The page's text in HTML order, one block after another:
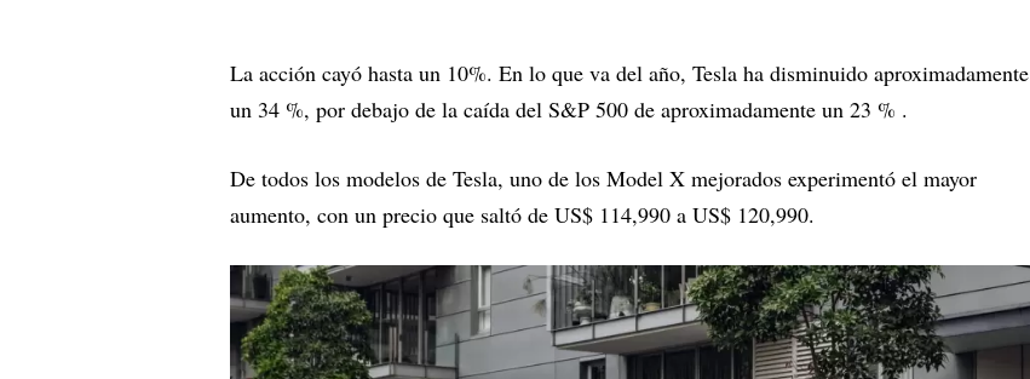
La acción cayó hasta un 10%. En lo que va del año, Tesla ha disminuido aproximadamente
un 34 %, por debajo de la caída del S&P 500 de aproximadamente un 23 % .
De todos los modelos de Tesla, uno de los Model X mejorados experimentó el mayor
aumento, con un precio que saltó de US$ 114,990 a US$ 120,990.